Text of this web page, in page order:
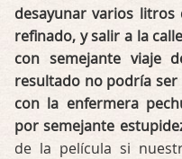
desayunar varios
refinado, y salir a la
con semejante viaje
resultado no podría
con la enfermera
por semejante
de la película si